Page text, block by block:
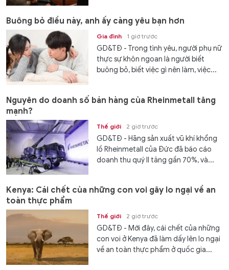
Buông bỏ điều này, anh ấy càng yêu bạn hơn
Gia đình 1 giờ trước
GD&TĐ - Trong tình yêu, người phụ nữ
thực sự khôn ngoan là người biết
buông bỏ, biết việc gì nên làm, việc...
Nguyên do doanh số bán hàng của Rheinmetall tăng
mạnh?
Thế giới 2 giờ trước
GD&TĐ - Hãng sản xuất vũ khí khổng
lồ Rheinmetall của Đức đã báo cáo
doanh thu quý II tăng gần 70%, và...
Kenya: Cái chết của những con voi gây lo ngại về an
toàn thực phẩm
Thế giới 2 giờ trước
GD&TĐ - Mới đây, cái chết của những
con voi ở Kenya đã làm dấy lên lo ngại
về an toàn thực phẩm ở quốc gia...